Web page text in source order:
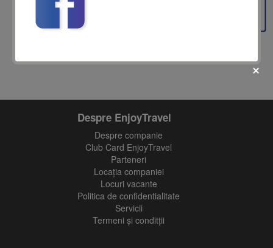
Despre EnjoyTravel
Despre companie
Club Card EnjoyTravel
Parteneri
Locaţia companiei
Locuri vacante
Politica de confidentialitate
Servicii
Termeni și conditții
fii prietenul nostru pe facebook
Află primul cele mai noi oferte